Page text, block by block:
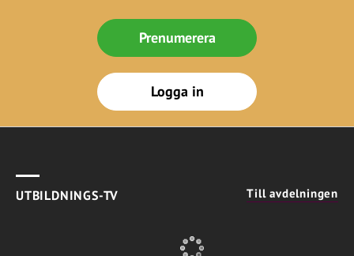
Prenumerera
Logga in
UTBILDNINGS-TV Till avdelningen